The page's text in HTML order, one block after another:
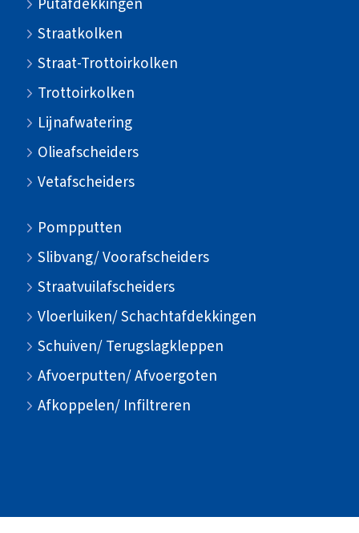
Putafdekkingen
Straatkolken
Straat-Trottoirkolken
Trottoirkolken
Lijnafwatering
Olieafscheiders
Vetafscheiders
Pompputten
Slibvang/ Voorafscheiders
Straatvuilafscheiders
Vloerluiken/ Schachtafdekkingen
Schuiven/ Terugslagkleppen
Afvoerputten/ Afvoergoten
Afkoppelen/ Infiltreren